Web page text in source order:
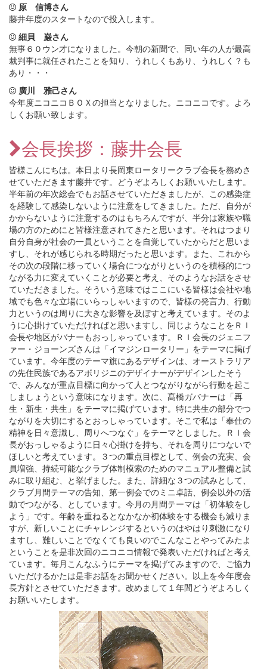
原 信博さん
藤井年度のスタートなので投入します。
細貝 巌さん
無事６０ウン才になりました。今朝の新聞で、同い年の人が最高
裁判事に就任されたことを知り、うれしくもあり、うれしく？も
あり・・・
廣川 雅己さん
今年度ニコニコＢＯＸの担当となりました。ニコニコです。よろ
しくお願い致します。
会長挨拶：藤井会長
皆様こんにちは。本日より長岡東ロータリークラブ会長を務めさ
せていただきます藤井です。どうぞよろしくお願いいたします。
半年前の年次総会でもお話させていただきましたが、この感染症
を経験して感染しないように注意をしてきました。ただ、自分が
かからないように注意するのはもちろんですが、半分は家族や職
場の方のためにと皆様注意されてきたと思います。それはつまり
自分自身が社会の一員ということを自覚していたからだと思いま
すし、それが感じられる時期だったと思います。また、これから
その次の段階に移っていく場合につながりというのを積極的につ
ながる力に変えていくことが必要と考え、そのようなお話をさせ
ていただきました。そういう意味ではここにいる皆様は会社や地
域でも色々な立場にいらっしゃいますので、皆様の発言力、行動
力というのは周りに大きな影響を及ぼすと考えています。そのよ
うに心掛けていただければと思いますし、同じようなことをＲＩ
会長や地区がバナーもおっしゃっています。ＲＩ会長のジェニフ
ァー・ジョーンズさんは「イマジンロータリー」をテーマに掲げ
ています。今年度のテーマ旗にあるデザインは、オーストラリア
の先住民族であるアボリジニのデザイナーがデザインしたそう
で、みんなが重点目標に向かって人とつながりながら行動を起こ
しましょうという意味になります。次に、髙橋ガバナーは「再
生・新生・共生」をテーマに掲げています。特に共生の部分でつ
ながりを大切にするとおっしゃっています。そこで私は「奉仕の
精神を日々意識し、周りへつなぐ」をテーマとしました。ＲＩ会
長がおっしゃるように日々心掛けを持ち、それを周りにつないで
ほしいと考えています。３つの重点目標として、例会の充実、会
員増強、持続可能なクラブ体制模索のためのマニュアル整備と試
みに取り組む、と挙げました。また、詳細な３つの試みとして、
クラブ月間テーマの告知、第一例会でのミニ卓話、例会以外の活
動でつながる、としています。今月の月間テーマは「初体験をし
よう」です。年齢を重ねるとなかなか初体験をする機会も減りま
すが、新しいことにチャレンジするというのはやはり刺激になり
ますし、難しいことでなくても良いのでこんなことやってみたよ
ということを是非次回のニコニコ情報で発表いただければと考え
ています。毎月こんなふうにテーマを掲げてみますので、ご協力
いただけるかたは是非お話をお聞かせください。以上を今年度会
長方針とさせていただきます。改めまして１年間どうぞよろしく
お願いいたします。